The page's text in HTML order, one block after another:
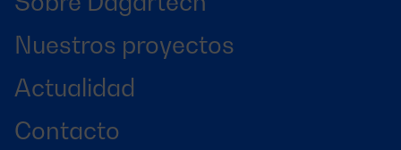
Nuestros proyectos
Actualidad
Contacto